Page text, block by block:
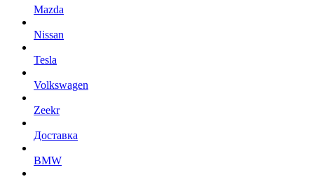
Mazda
Nissan
Tesla
Volkswagen
Zeekr
Доставка
BMW